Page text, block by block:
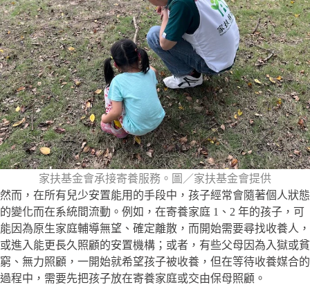
家扶基金會承接寄養服務。圖／家扶基金會提供
然而，在所有兒少安置能用的手段中，孩子經常會隨著個人狀態
的變化而在系統間流動。例如，在寄養家庭 1、2 年的孩子，可
能因為原生家庭輔導無望、確定離散，而開始需要尋找收養人，
或進入能更長久照顧的安置機構；或者，有些父母因為入獄或貧
窮、無力照顧，一開始就希望孩子被收養，但在等待收養媒合的
過程中，需要先把孩子放在寄養家庭或交由保母照顧。